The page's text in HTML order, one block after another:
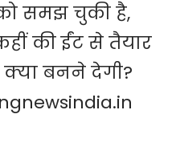
समझ चुकी है,
की ईंट से तैयार
क्या बनने देगी?